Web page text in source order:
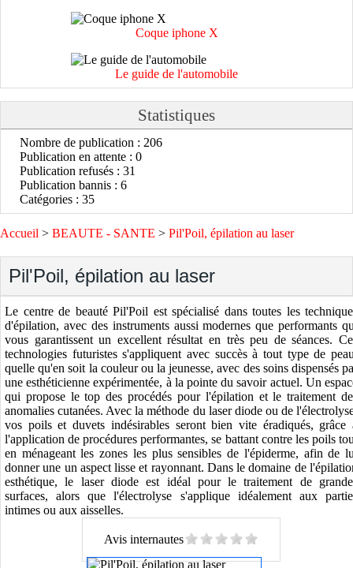
Coque iphone X
Le guide de l'automobile
Statistiques
Nombre de publication : 206
Publication en attente : 0
Publication refusés : 31
Publication bannis : 6
Catégories : 35
Accueil > BEAUTE - SANTE > Pil'Poil, épilation au laser
Pil'Poil, épilation au laser
Le centre de beauté Pil'Poil est spécialisé dans toutes les
d'épilation, avec des instruments aussi modernes que performants
vous garantissent un excellent résultat en très peu de séances.
technologies futuristes s'appliquent avec succès à tout type de
quelle qu'en soit la couleur ou la jeunesse, avec des soins dispensés
une esthéticienne expérimentée, à la pointe du savoir actuel. Un
qui propose le top des procédés pour l'épilation et le traitement
anomalies cutanées. Avec la méthode du laser diode ou de
vos poils et duvets indésirables seront bien vite éradiqués, grâce
l'application de procédures performantes, se battant contre les poils
en ménageant les zones les plus sensibles de l'épiderme, afin de
donner une un aspect lisse et rayonnant. Dans le domaine de
esthétique, le laser diode est idéal pour le traitement de
surfaces, alors que l'électrolyse s'applique idéalement aux
intimes ou aux aisselles.
Avis internautes